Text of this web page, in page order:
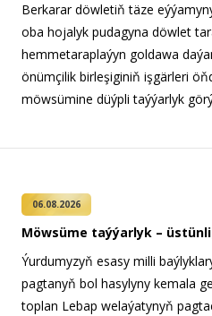
Berkarar döwletiň täze
oba hojalyk pudagyna döwlet
hemmetaraplaýyn goldawa
önümçilik birleşiginiň işgärleri
möwsümine düýpli taýýarlyk
06.08.2026
Möwsüme taýýarlyk –
Ýurdumyzyň esasy milli
pagtanyň bol hasylyny kemala
toplan Lebap welaýatynyň